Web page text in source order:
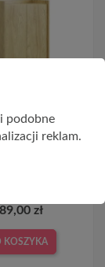
fronty -
zł
KOSZYKA
podobne
reklam.